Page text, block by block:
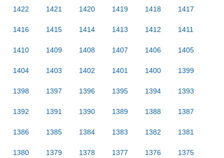
1422 1421 1420 1419 1418 1417
1416 1415 1414 1413 1412 1411
1410 1409 1408 1407 1406 1405
1404 1403 1402 1401 1400 1399
1398 1397 1396 1395 1394 1393
1392 1391 1390 1389 1388 1387
1386 1385 1384 1383 1382 1381
1380 1379 1378 1377 1376 1375